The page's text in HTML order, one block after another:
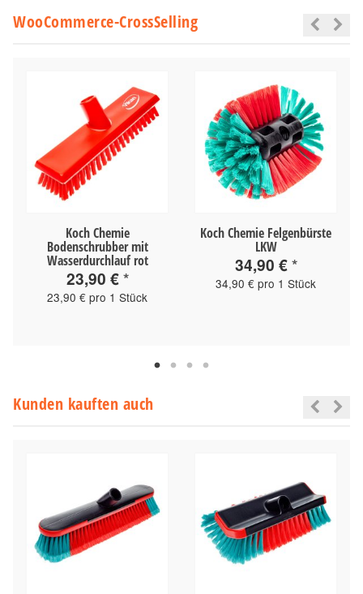
WooCommerce-CrossSelling
Koch Chemie
Bodenschrubber mit
Wasserdurchlauf rot
23,90 €*
23,90 € pro 1 Stück
Koch Chemie Felgenbürste
LKW
34,90 €*
34,90 € pro 1 Stück
Kunden kauften auch